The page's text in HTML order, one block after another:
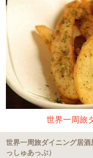
世界一周旅
世界一周旅ダイニング居
っしゅあっぷ）